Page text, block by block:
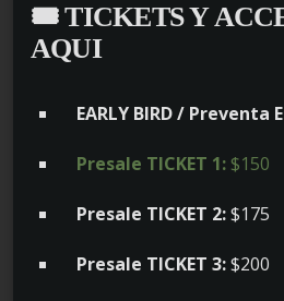
🎟️TICKETS Y
AQUI
EARLY BIRD / Preventa
Presale TICKET 1: $150
Presale TICKET 2:$175
Presale TICKET 3:$200